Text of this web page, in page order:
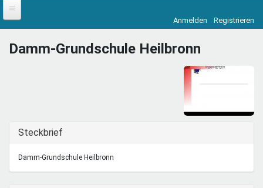
Startseite
News
Mentoren & Projekte
Schule & Beruf
Anmelden Registrieren
Damm-Grundschule Heilbronn
Ausblenden
Steckbrief
Damm-Grundschule Heilbronn